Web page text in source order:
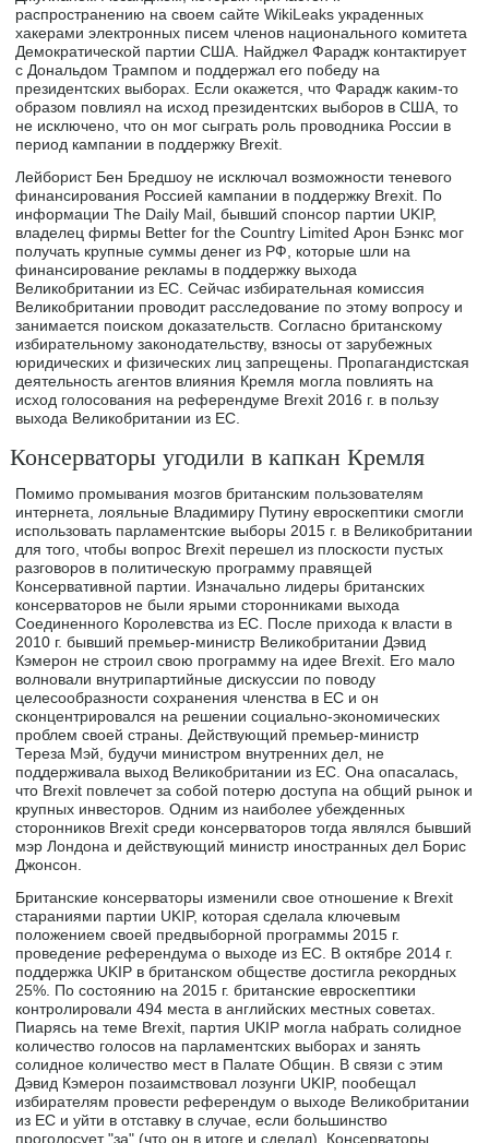
распространению на своем сайте WikiLeaks украденных
хакерами электронных писем членов национального комитета
Демократической партии США. Найджел Фарадж контактирует
с Дональдом Трампом и поддержал его победу на
президентских выборах. Если окажется, что Фарадж каким-то
образом повлиял на исход президентских выборов в США, то
не исключено, что он мог сыграть роль проводника России в
период кампании в поддержку Brexit.
Лейборист Бен Бредшоу не исключал возможности теневого
финансирования Россией кампании в поддержку Brexit. По
информации The Daily Mail, бывший спонсор партии UKIP,
владелец фирмы Better for the Country Limited Арон Бэнкс мог
получать крупные суммы денег из РФ, которые шли на
финансирование рекламы в поддержку выхода
Великобритании из ЕС. Сейчас избирательная комиссия
Великобритании проводит расследование по этому вопросу и
занимается поиском доказательств. Согласно британскому
избирательному законодательству, взносы от зарубежных
юридических и физических лиц запрещены. Пропагандистская
деятельность агентов влияния Кремля могла повлиять на
исход голосования на референдуме Brexit 2016 г. в пользу
выхода Великобритании из ЕС.
Консерваторы угодили в капкан Кремля
Помимо промывания мозгов британским пользователям
интернета, лояльные Владимиру Путину евроскептики смогли
использовать парламентские выборы 2015 г. в Великобритании
для того, чтобы вопрос Brexit перешел из плоскости пустых
разговоров в политическую программу правящей
Консервативной партии. Изначально лидеры британских
консерваторов не были ярыми сторонниками выхода
Соединенного Королевства из ЕС. После прихода к власти в
2010 г. бывший премьер-министр Великобритании Дэвид
Кэмерон не строил свою программу на идее Brexit. Его мало
волновали внутрипартийные дискуссии по поводу
целесообразности сохранения членства в ЕС и он
сконцентрировался на решении социально-экономических
проблем своей страны. Действующий премьер-министр
Тереза Мэй, будучи министром внутренних дел, не
поддерживала выход Великобритании из ЕС. Она опасалась,
что Brexit повлечет за собой потерю доступа на общий рынок и
крупных инвесторов. Одним из наиболее убежденных
сторонников Brexit среди консерваторов тогда являлся бывший
мэр Лондона и действующий министр иностранных дел Борис
Джонсон.
Британские консерваторы изменили свое отношение к Brexit
стараниями партии UKIP, которая сделала ключевым
положением своей предвыборной программы 2015 г.
проведение референдума о выходе из ЕС. В октябре 2014 г.
поддержка UKIP в британском обществе достигла рекордных
25%. По состоянию на 2015 г. британские евроскептики
контролировали 494 места в английских местных советах.
Пиарясь на теме Brexit, партия UKIP могла набрать солидное
количество голосов на парламентских выборах и занять
солидное количество мест в Палате Общин. В связи с этим
Дэвид Кэмерон позаимствовал лозунги UKIP, пообещал
избирателям провести референдум о выходе Великобритании
из ЕС и уйти в отставку в случае, если большинство
проголосует "за" (что он в итоге и сделал). Консерваторы